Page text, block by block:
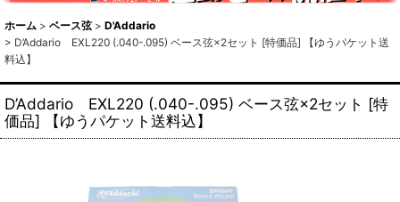
ホーム > ベース弦 > D'Addario
> D’Addario EXL220 (.040-.095) ベース弦×2セット [特価品] 【ゆうパケット送
料込】
D’Addario EXL220 (.040-.095) ベース弦×2セット [特
価品] 【ゆうパケット送料込】